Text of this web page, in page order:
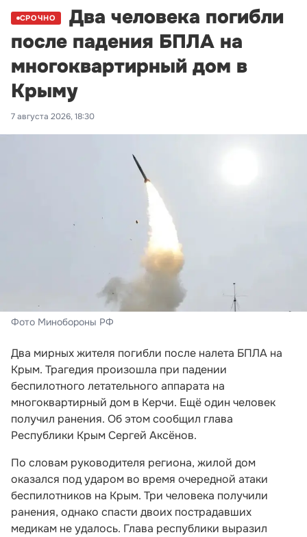
СРОЧНО
Два человека погибли
после падения БПЛА на
многоквартирный дом в
Крыму
7 августа 2026, 18:30
Фото Минобороны РФ
Два мирных жителя погибли после налета БПЛА на
Крым. Трагедия произошла при падении
беспилотного летательного аппарата на
многоквартирный дом в Керчи. Ещё один человек
получил ранения. Об этом сообщил глава
Республики Крым Сергей Аксёнов.
По словам руководителя региона, жилой дом
оказался под ударом во время очередной атаки
беспилотников на Крым. Три человека получили
ранения, однако спасти двоих пострадавших
медикам не удалось. Глава республики выразил